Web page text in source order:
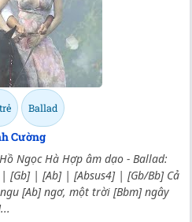
Ballad
Cường
Ngọc Hà Hợp âm dạo - Ballad:
| [Ab] | [Absus4] | [Gb/Bb] Cả
[Ab] ngơ, một trời [Bbm] ngây